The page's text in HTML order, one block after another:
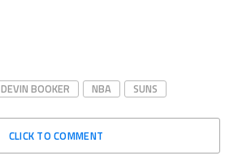
DEVIN BOOKER NBA SUNS
CLICK TO COMMENT